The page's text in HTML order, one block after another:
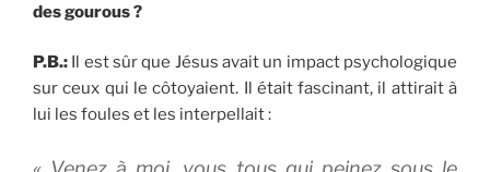
des gourous ?
P.B.: Il est sûr que Jésus avait un impact psychologique
sur ceux qui le côtoyaient. Il était fascinant, il attirait à
lui les foules et les interpellait :